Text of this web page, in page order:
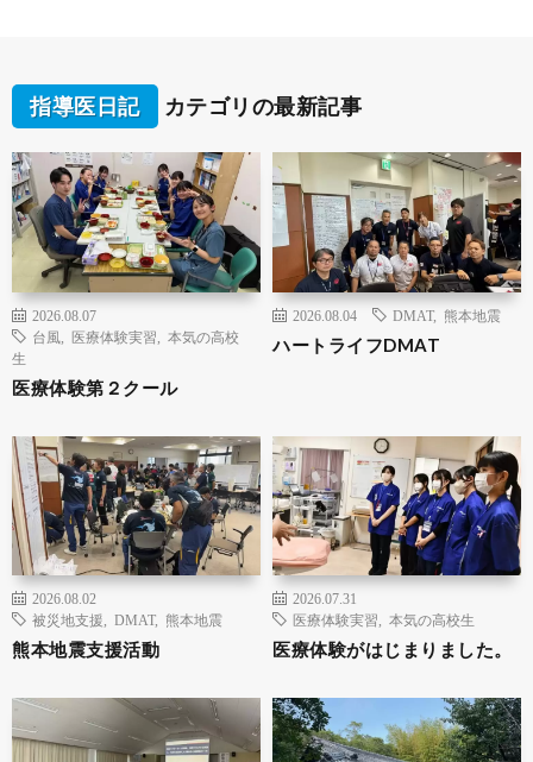
指導医日記 カテゴリの最新記事
2026.08.07
台風
医療体験実習
本気の高校
生
医療体験第２クール
2026.08.04 DMAT, 熊本地震
ハートライフDMAT
2026.08.02
被災地支援
DMAT, 熊本地震
熊本地震支援活動
2026.07.31
医療体験実習
本気の高校生
医療体験がはじまりました。